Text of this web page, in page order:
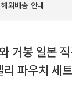
해외배송 안내
거봉 일본
리 파우치 세트